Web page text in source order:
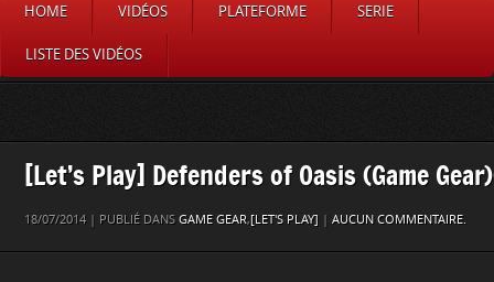
HOME VIDÉOS PLATEFORME SERIE
LISTE DES VIDÉOS
[Let’s Play] Defenders of Oasis (Game
18/07/2014 | PUBLIÉ DANS GAME GEAR,[LET'S PLAY] AUCUN COMMENTAIRE.